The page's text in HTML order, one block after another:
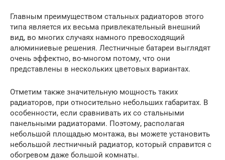
Главным преимуществом стальных радиаторов этого
типа является их весьма привлекательный внешний
вид, во многих случаях намного превосходящий
алюминиевые решения. Лестничные батареи выглядят
очень эффектно, во-многом потому, что они
представлены в нескольких цветовых вариантах.
Отметим также значительную мощность таких
радиаторов, при относительно небольших габаритах. В
особенности, если сравнивать их со стальными
панельными радиаторами. Поэтому, располагая
небольшой площадью монтажа, вы можете установить
небольшой лестничный радиатор, который справится с
обогревом даже большой комнаты.